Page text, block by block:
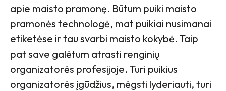
apie maisto pramonę. Būtum puiki maisto
pramonės technologė, mat puikiai nusimanai
etiketėse ir tau svarbi maisto kokybė. Taip
pat save galėtum atrasti renginių
organizatorės profesijoje. Turi puikius
organizatorės įgūdžius, mėgsti lyderiauti, turi